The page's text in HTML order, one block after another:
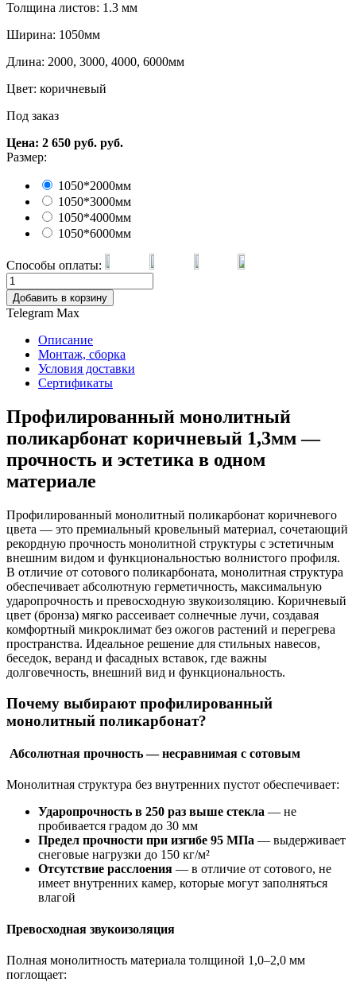
Толщина листов: 1.3 мм
Ширина: 1050мм
Длина: 2000, 3000, 4000, 6000мм
Цвет: коричневый
Под заказ
Цена: 2 650 руб. руб.
Размер:
1050*2000мм
1050*3000мм
1050*4000мм
1050*6000мм
Способы оплаты:
Добавить в корзину
Telegram Max
Описание
Монтаж, сборка
Условия доставки
Сертификаты
Профилированный монолитный
поликарбонат коричневый 1,3мм —
прочность и эстетика в одном
материале
Профилированный монолитный поликарбонат коричневого
цвета — это премиальный кровельный материал, сочетающий
рекордную прочность монолитной структуры с эстетичным
внешним видом и функциональностью волнистого профиля.
В отличие от сотового поликарбоната, монолитная структура
обеспечивает абсолютную герметичность, максимальную
ударопрочность и превосходную звукоизоляцию. Коричневый
цвет (бронза) мягко рассеивает солнечные лучи, создавая
комфортный микроклимат без ожогов растений и перегрева
пространства. Идеальное решение для стильных навесов,
беседок, веранд и фасадных вставок, где важны
долговечность, внешний вид и функциональность.
Почему выбирают профилированный
монолитный поликарбонат?
Абсолютная прочность — несравнимая с сотовым
Монолитная структура без внутренних пустот обеспечивает:
Ударопрочность в 250 раз выше стекла — не
пробивается градом до 30 мм
Предел прочности при изгибе 95 МПа — выдерживает
снеговые нагрузки до 150 кг/м²
Отсутствие расслоения — в отличие от сотового, не
имеет внутренних камер, которые могут заполняться
влагой
Превосходная звукоизоляция
Полная монолитность материала толщиной 1,0–2,0 мм
поглощает: